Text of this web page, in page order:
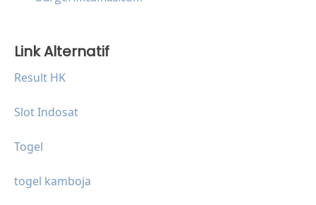
Link Alternatif
Result HK
Slot Indosat
Togel
togel kamboja